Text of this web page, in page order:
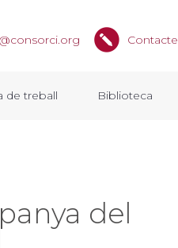
de treball Biblioteca
Contacte
del